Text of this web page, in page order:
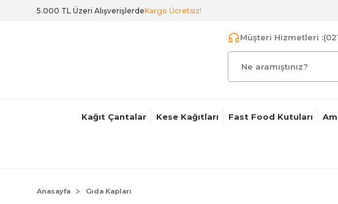
5.000 TL Üzeri AlışverişlerdeKargo Ücretsiz!
Müşteri Hizmetleri :
Kağıt Çantalar Kese Kağıtları Fast Food Kutuları
Anasayfa Gıda Kapları